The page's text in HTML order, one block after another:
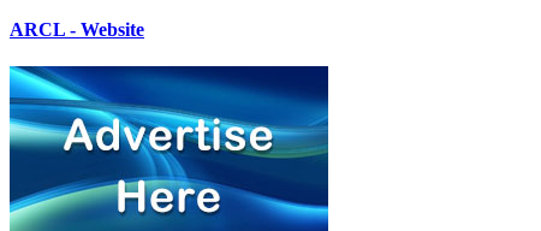
ARCL - Website